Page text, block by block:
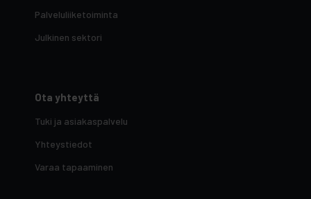
Palveluliiketoiminta
Julkinen sektori
Ota yhteyttä
Tuki ja asiakaspalvelu
Yhteystiedot
Varaa tapaaminen